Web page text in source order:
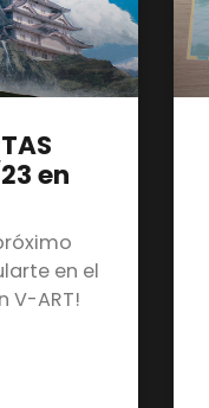
en
en el
V-ART!